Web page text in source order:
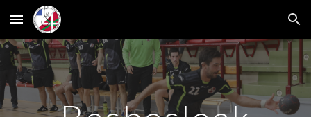
Skip to main content Skip to navigation